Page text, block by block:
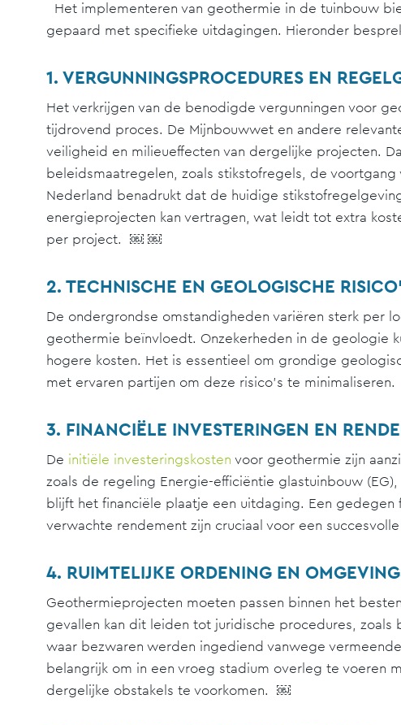
Het implementeren van geothermie in de tuinbouw
gepaard met specifieke uitdagingen. Hieronder
1. VERGUNNINGSPROCEDURES EN
Het verkrijgen van de benodigde vergunningen voor
tijdrovend proces. De Mijnbouwwet en andere
veiligheid en milieueffecten van dergelijke projecten.
beleidsmaatregelen, zoals stikstofregels, de
Nederland benadrukt dat de huidige
energieprojecten kan vertragen, wat leidt tot extra
per project. ￼ ￼
2. TECHNISCHE EN GEOLOGISCHE
De ondergrondse omstandigheden variëren sterk per
geothermie beïnvloedt. Onzekerheden in de geologie
hogere kosten. Het is essentieel om grondige
met ervaren partijen om deze risico’s te minimaliseren.
3. FINANCIËLE INVESTERINGEN EN
De initiële investeringskosten voor geothermie zijn
zoals de regeling Energie-efficiëntie glastuinbouw
blijft het financiële plaatje een uitdaging. Een gedegen
verwachte rendement zijn cruciaal voor een
4. RUIMTELIJKE ORDENING EN
Geothermieprojecten moeten passen binnen het
gevallen kan dit leiden tot juridische procedures,
waar bezwaren werden ingediend vanwege
belangrijk om in een vroeg stadium overleg te voeren
dergelijke obstakels te voorkomen. ￼